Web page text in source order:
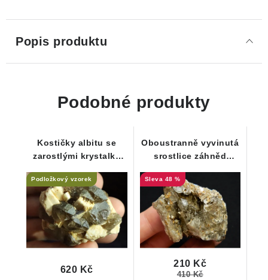
Popis produktu
Podobné produkty
Kostičky albitu se
zarostlými krystalky
turmalínem
Podložkový vzorek
620 Kč
Oboustranně vyvinutá
srostlice záhněd
muskovitu
48 %
210 Kč
410 Kč